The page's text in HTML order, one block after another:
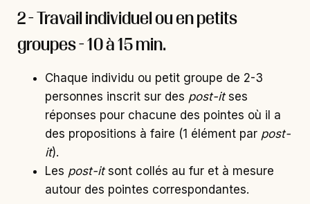
2 - Travail individuel ou en petits
groupes - 10 à 15 min.
Chaque individu ou petit groupe de 2-3
personnes inscrit sur des post-itses
réponses pour chacune des pointes où il a
des propositions à faire (1 élément par post-
it).
Les post-itsont collés au fur et à mesure
autour des pointes correspondantes.